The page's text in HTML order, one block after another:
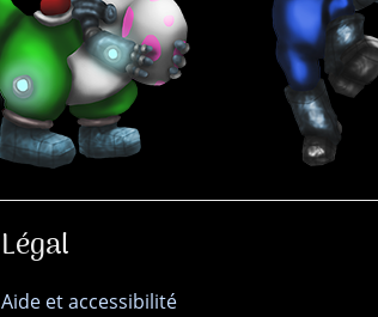
Légal
Aide et accessibilité